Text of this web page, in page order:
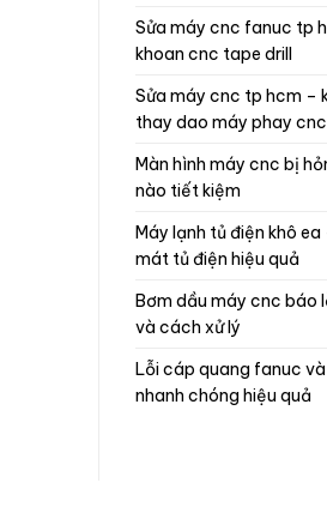
sửa máy cnc fanuc tp hcm – sửa máy
khoan cnc tape drill
sửa máy cnc tp hcm – khắc phục lỗi
thay dao máy phay cnc
màn hình máy cnc bị hỏng nên thay loại
nào tiết kiệm
máy lạnh tủ điện khô ea – giải pháp làm
mát tủ điện hiệu quả
bơm dầu máy cnc báo lỗi, nguyên nhân
và cách xử lý
lỗi cáp quang fanuc và cách khắc phục
nhanh chóng hiệu quả